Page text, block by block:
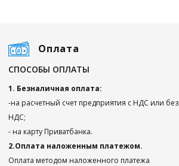
Оплата
СПОСОБЫ ОПЛАТЫ
1. Безналичная оплата:
-на расчетный счет предприятия с НДС или без
НДС;
- на карту Приватбанка.
2.Оплата наложенным платежом.
Оплата методом наложенного платежа